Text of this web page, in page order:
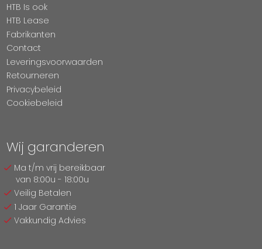
HTB Is ook
HTB Lease
Fabrikanten
Contact
Leveringsvoorwaarden
Retourneren
Privacybeleid
Cookiebeleid
Wij garanderen
Ma t/m vrij bereikbaar
van 8:00u - 18:00u
Veilig Betalen
1 Jaar Garantie
Vakkundig Advies